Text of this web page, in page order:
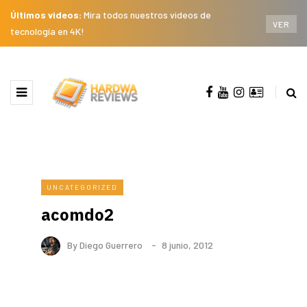
Últimos videos: Mira todos nuestros videos de
tecnología en 4K!
VER
UNCATEGORIZED
acomdo2
ByDiego Guerrero 8 junio, 2012